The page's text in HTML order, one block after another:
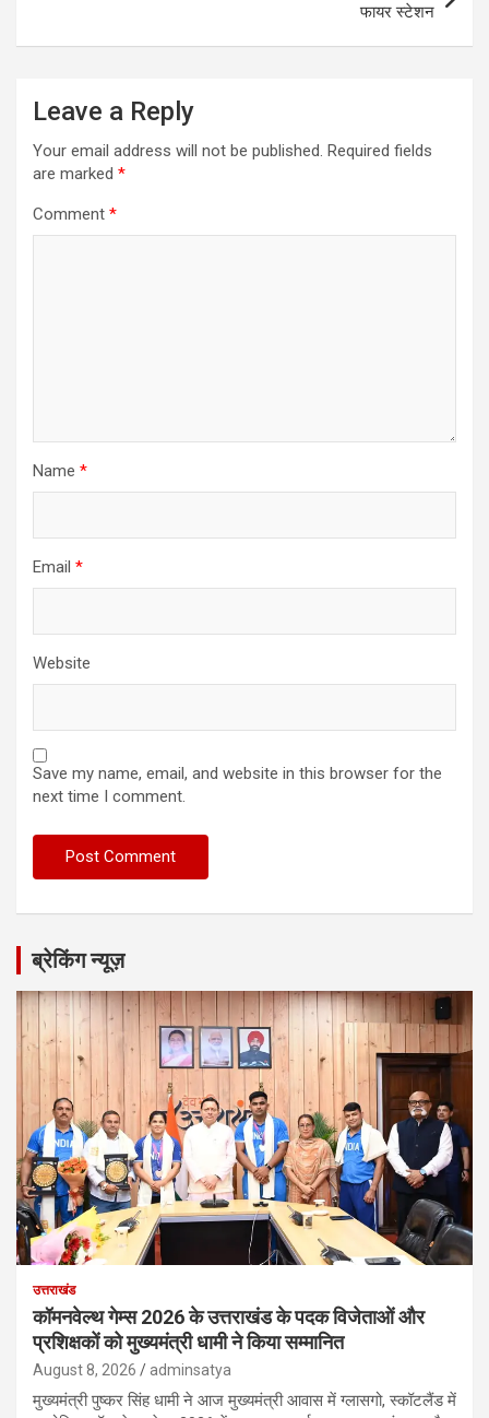
फायर स्टेशन
Leave a Reply
Your email address will not be published. Required fields
are marked *
Comment *
Name *
Email *
Website
Save my name, email, and website in this browser for the
next time I comment.
ब्रेकिंग न्यूज़
उत्तराखंड
कॉमनवेल्थ गेम्स 2026 के उत्तराखंड के पदक विजेताओं और
प्रशिक्षकों को मुख्यमंत्री धामी ने किया सम्मानित
August 8, 2026 adminsatya
मुख्यमंत्री पुष्कर सिंह धामी ने आज मुख्यमंत्री आवास में ग्लासगो, स्कॉटलैंड में